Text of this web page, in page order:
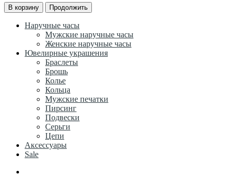
В корзину Продолжить
Наручные часы
Мужские наручные часы
Женские наручные часы
Ювелирные украшения
Браслеты
Брошь
Колье
Кольца
Мужские печатки
Пирсинг
Подвески
Серьги
Цепи
Аксессуары
Sale